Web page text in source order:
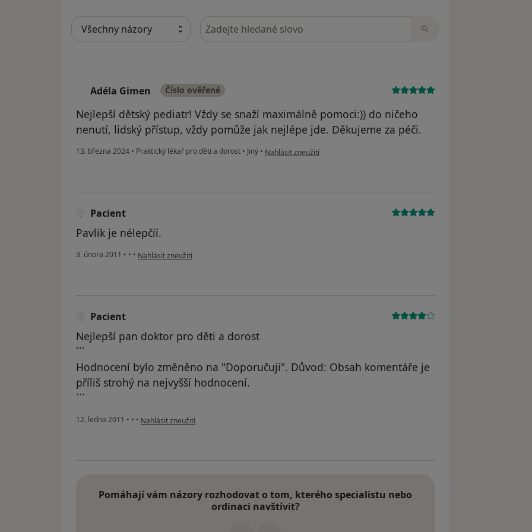
Hledejte v názorech
Adéla Gimen Číslo ověřené
Nejlepší dětský pediatr! Vždy se snaží maximálně pomoci:)) do ničeho
nenutí, lidský přístup, vždy pomůže jak nejlépe jde. Děkujeme za péči.
13. března 2024 • Praktický lékař pro děti a dorost • Jiný • podle názoru uživatele Adéla Gimen
Nahlásit zneužití
Pacient
Pavlik je nélepčíí.
3. února 2011 • • • podle názoru uživatele Pacient
Nahlásit zneužití
Pacient
Nejlepší pan doktor pro děti a dorost
```
Hodnocení bylo změněno na "Doporučuji". Důvod: Obsah komentáře je
příliš strohý na nejvyšší hodnocení.
```
12. ledna 2011 • • • podle názoru uživatele Pacient
Nahlásit zneužití
Pomáhají vám názory rozhodovat o tom, kterého specialistu nebo
ordinaci navštívit?